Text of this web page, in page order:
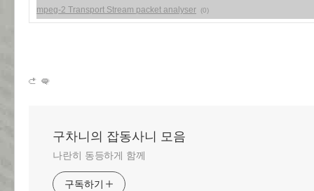
mpeg-2 Transport Stream packet analyser (0)
구차니의 잡동사니 모음
나란히 동등하게 함께
구독하기